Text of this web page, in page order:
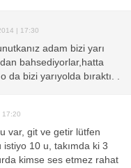
| 17:30
adam bizi yarı
bahsediyorlar,hatta
da bizi yarıyolda bıraktı. .
17:20
var, git ve getir lütfen
10 u, takımda ki 3
kimse ses etmez rahat